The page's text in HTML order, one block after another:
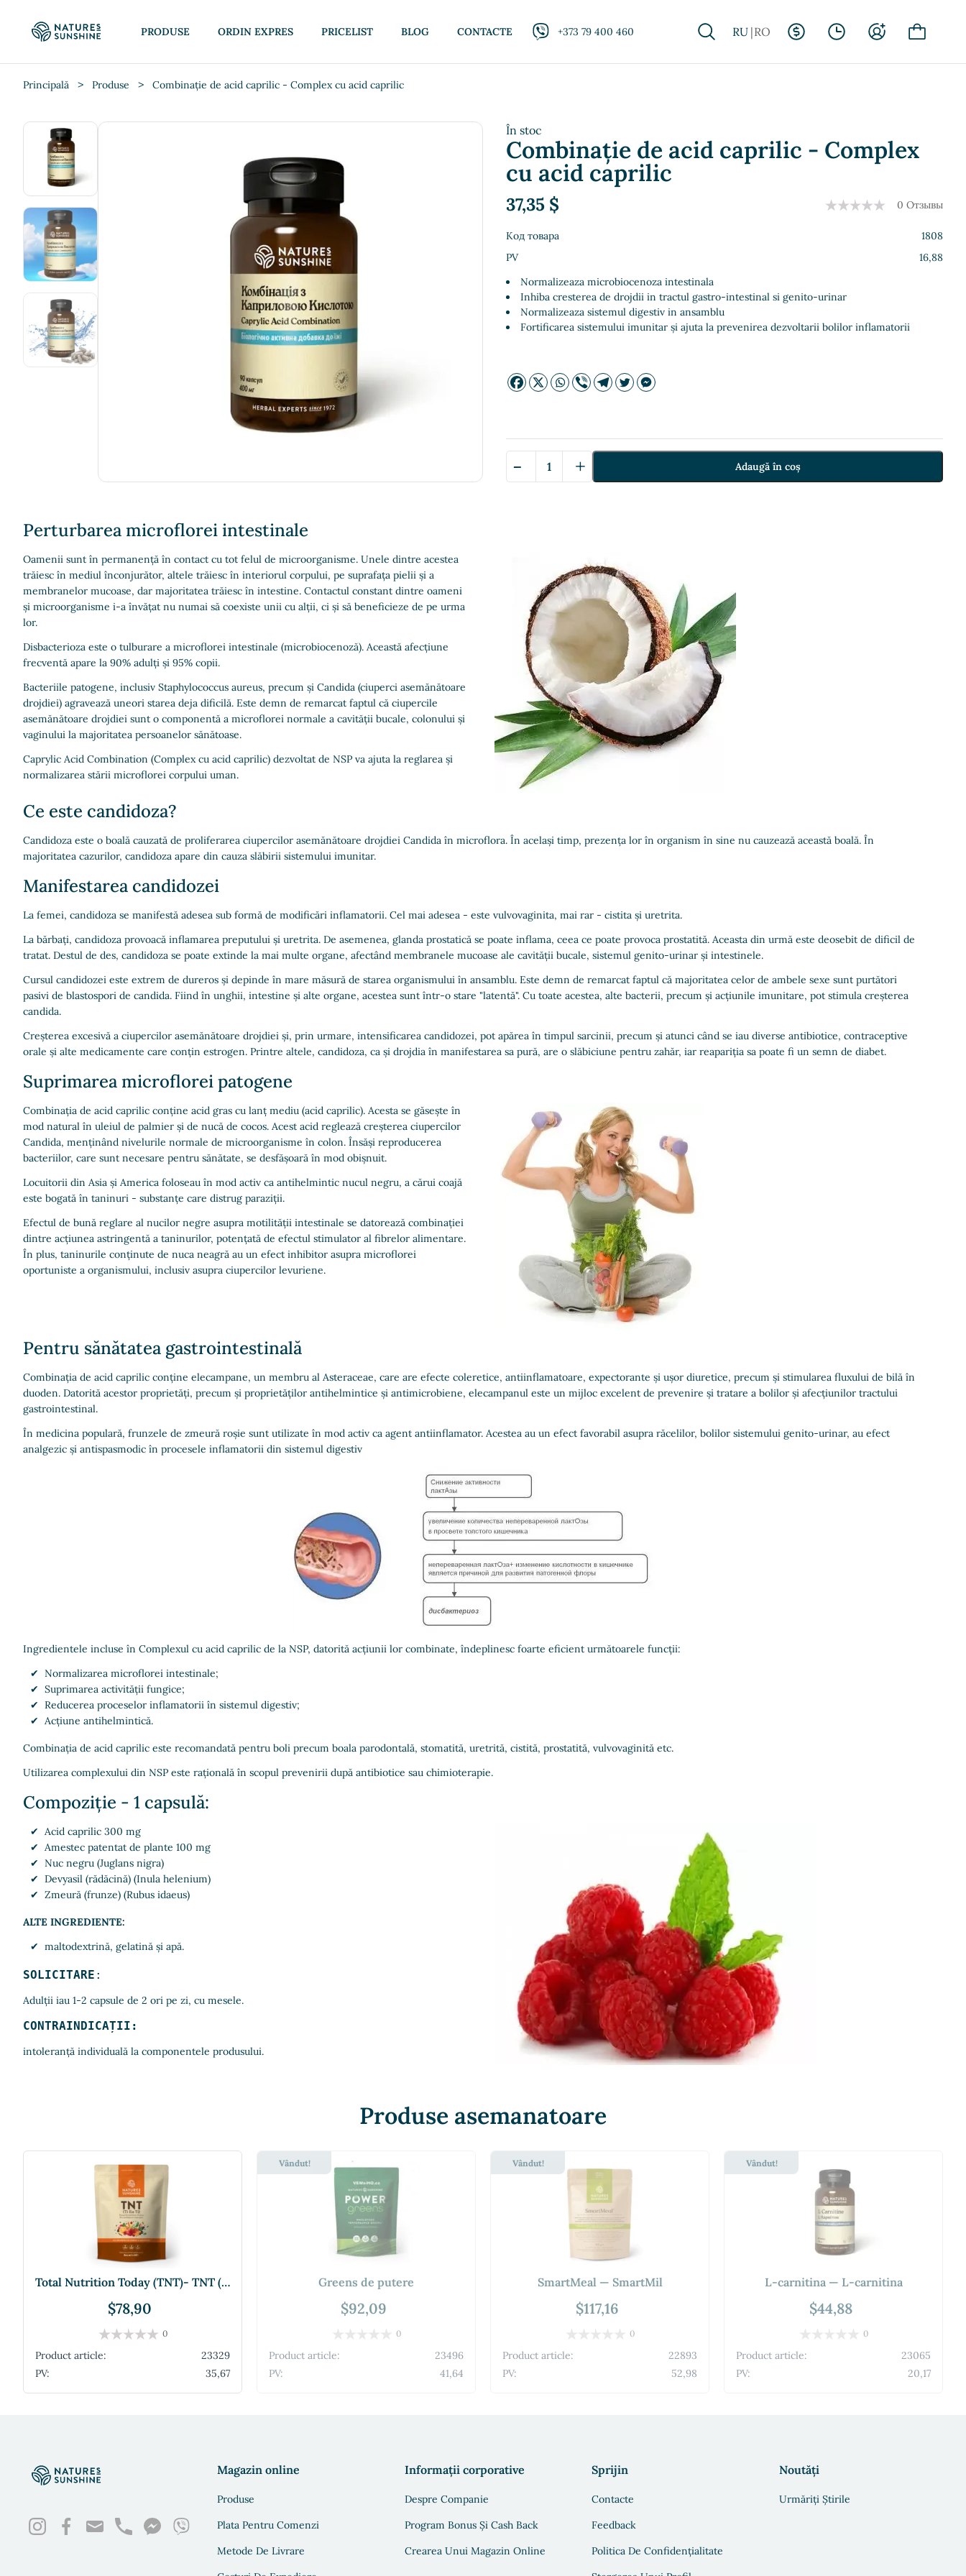
PRODUSE ORDIN EXPRES PRICELIST BLOG CONTACTE +373 79 400 460 RU RO
Principală > Produse > Combinație de acid caprilic - Complex cu acid caprilic
În stoc
Combinație de acid caprilic - Complex
cu acid caprilic
37,35 $ 0 Отзывы
Код товара
1808
PV
16,88
Normalizeaza microbiocenoza intestinala
Inhiba cresterea de drojdii in tractul gastro-intestinal si genito-urinar
Normalizeaza sistemul digestiv in ansamblu
Fortificarea sistemului imunitar și ajuta la prevenirea dezvoltarii bolilor inflamatorii
-
Caprylic
Кислотой
+ Adaugă în coș
Perturbarea microflorei intestinale
Oamenii sunt în permanență în contact cu tot felul de microorganisme. Unele dintre acestea
trăiesc în mediul înconjurător, altele trăiesc în interiorul corpului, pe suprafața pielii și a
membranelor mucoase, dar majoritatea trăiesc în intestine. Contactul constant dintre oameni
și microorganisme i-a învățat nu numai să coexiste unii cu alții, ci și să beneficieze de pe urma
lor.
Disbacterioza este o tulburare a microflorei intestinale (microbiocenoză). Această afecțiune
frecventă apare la 90% adulți și 95% copii.
Bacteriile patogene, inclusiv Staphylococcus aureus, precum și Candida (ciuperci asemănătoare
drojdiei) agravează uneori starea deja dificilă. Este demn de remarcat faptul că ciupercile
asemănătoare drojdiei sunt o componentă a microflorei normale a cavității bucale, colonului și
vaginului la majoritatea persoanelor sănătoase.
Caprylic Acid Combination (Complex cu acid caprilic) dezvoltat de NSP va ajuta la reglarea și
normalizarea stării microflorei corpului uman.
Ce este candidoza?
Candidoza este o boală cauzată de proliferarea ciupercilor asemănătoare drojdiei Candida în microflora. În același timp, prezența lor în organism în sine nu cauzează această boală. În
majoritatea cazurilor, candidoza apare din cauza slăbirii sistemului imunitar.
Manifestarea candidozei
La femei, candidoza se manifestă adesea sub formă de modificări inflamatorii. Cel mai adesea - este vulvovaginita, mai rar - cistita și uretrita.
La bărbați, candidoza provoacă inflamarea preputului și uretrita. De asemenea, glanda prostatică se poate inflama, ceea ce poate provoca prostatită. Aceasta din urmă este deosebit de dificil de
tratat. Destul de des, candidoza se poate extinde la mai multe organe, afectând membranele mucoase ale cavității bucale, sistemul genito-urinar și intestinele.
Cursul candidozei este extrem de dureros și depinde în mare măsură de starea organismului în ansamblu. Este demn de remarcat faptul că majoritatea celor de ambele sexe sunt purtători
pasivi de blastospori de candida. Fiind în unghii, intestine și alte organe, acestea sunt într-o stare "latentă". Cu toate acestea, alte bacterii, precum și acțiunile imunitare, pot stimula creșterea
candida.
Creșterea excesivă a ciupercilor asemănătoare drojdiei și, prin urmare, intensificarea candidozei, pot apărea în timpul sarcinii, precum și atunci când se iau diverse antibiotice, contraceptive
orale și alte medicamente care conțin estrogen. Printre altele, candidoza, ca și drojdia în manifestarea sa pură, are o slăbiciune pentru zahăr, iar reapariția sa poate fi un semn de diabet.
Suprimarea microflorei patogene
Combinația de acid caprilic conține acid gras cu lanț mediu (acid caprilic). Acesta se găsește în
mod natural în uleiul de palmier și de nucă de cocos. Acest acid reglează creșterea ciupercilor
Candida, menținând nivelurile normale de microorganisme în colon. Însăși reproducerea
bacteriilor, care sunt necesare pentru sănătate, se desfășoară în mod obișnuit.
Locuitorii din Asia și America foloseau în mod activ ca antihelmintic nucul negru, a cărui coajă
este bogată în taninuri - substanțe care distrug paraziții.
Efectul de bună reglare al nucilor negre asupra motilității intestinale se datorează combinației
dintre acțiunea astringentă a taninurilor, potențată de efectul stimulator al fibrelor alimentare.
În plus, taninurile conținute de nuca neagră au un efect inhibitor asupra microflorei
oportuniste a organismului, inclusiv asupra ciupercilor levuriene.
Pentru sănătatea gastrointestinală
Combinația de acid caprilic conține elecampane, un membru al Asteraceae, care are efecte coleretice, antiinflamatoare, expectorante și ușor diuretice, precum și stimularea fluxului de bilă în
duoden. Datorită acestor proprietăți, precum și proprietăților antihelmintice și antimicrobiene, elecampanul este un mijloc excelent de prevenire și tratare a bolilor și afecțiunilor tractului
gastrointestinal.
În medicina populară, frunzele de zmeură roșie sunt utilizate în mod activ ca agent antiinflamator. Acestea au un efect favorabil asupra răcelilor, bolilor sistemului genito-urinar, au efect
analgezic și antispasmodic în procesele inflamatorii din sistemul digestiv
Ingredientele incluse în Complexul cu acid caprilic de la NSP, datorită acțiunii lor combinate, îndeplinesc foarte eficient următoarele funcții:
Normalizarea microflorei intestinale;
Suprimarea activității fungice;
Reducerea proceselor inflamatorii în sistemul digestiv;
Acțiune antihelmintică.
Combinația de acid caprilic este recomandată pentru boli precum boala parodontală, stomatită, uretrită, cistită, prostatită, vulvovaginită etc.
Utilizarea complexului din NSP este rațională în scopul prevenirii după antibiotice sau chimioterapie.
Compoziție - 1 capsulă:
Acid caprilic 300 mg
Amestec patentat de plante 100 mg
Nuc negru (Juglans nigra)
Devyasil (rădăcină) (Inula helenium)
Zmeură (frunze) (Rubus idaeus)
ALTE INGREDIENTE:
maltodextrină, gelatină și apă.
SOLICITARE :
Adulții iau 1-2 capsule de 2 ori pe zi, cu mesele.
CONTRAINDICAȚII:
intoleranță individuală la componentele produsului.
Produse asemanatoare
Total Nutrition Today (TNT)- TNT (toate nu
$78,90
0
Product article:
23329
PV:
35,67
Vândut!
Greens de putere
$92,09
0
Product article:
23496
PV:
41,64
Vândut!
SmartMeal — SmartMil
$117,16
0
Product article:
22893
PV:
52,98
Vândut!
L-carnitina — L-carnitina
$44,88
0
Product article:
23065
PV:
20,17
Magazin online
Produse
Plata Pentru Comenzi
Metode De Livrare
Informații corporative
Despre Companie
Program Bonus Și Cash Back
Crearea Unui Magazin Online
Sprijin
Contacte
Feedback
Politica De Confidențialitate
Noutăți
Urmăriți Știrile